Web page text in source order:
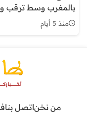
بالمغرب وسط ترقب
منذ 5 أيام
من نخناتصل بنا